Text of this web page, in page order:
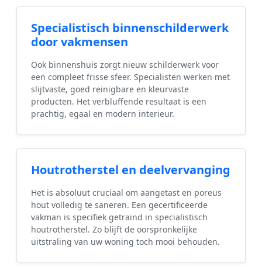
Specialistisch binnenschilderwerk
door vakmensen
Ook binnenshuis zorgt nieuw schilderwerk voor
een compleet frisse sfeer. Specialisten werken met
slijtvaste, goed reinigbare en kleurvaste
producten. Het verbluffende resultaat is een
prachtig, egaal en modern interieur.
Houtrotherstel en deelvervanging
Het is absoluut cruciaal om aangetast en poreus
hout volledig te saneren. Een gecertificeerde
vakman is specifiek getraind in specialistisch
houtrotherstel. Zo blijft de oorspronkelijke
uitstraling van uw woning toch mooi behouden.